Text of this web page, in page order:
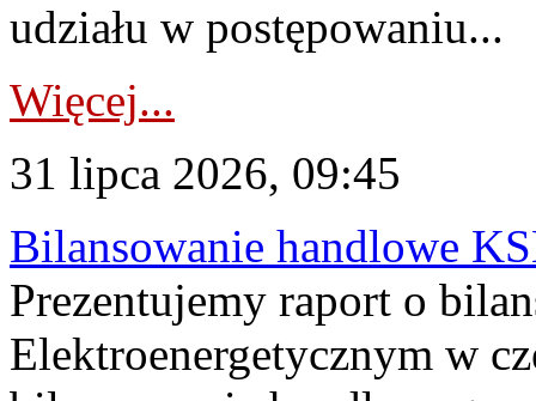
udziału w postępowaniu...
Więcej...
31 lipca 2026, 09:45
Bilansowanie handlowe
Prezentujemy raport o
Elektroenergetycznym w